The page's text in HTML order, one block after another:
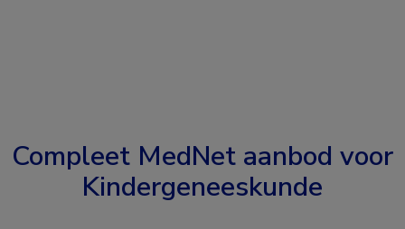
Compleet MedNet aanbod voor
Kindergeneeskunde